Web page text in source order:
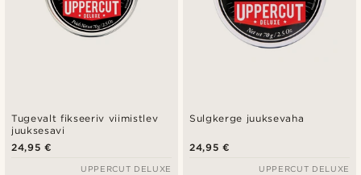
Tugevalt fikseeriv viimistlev
juuksesavi
24,95 €
UPPERCUT DELUXE
Sulgkerge juuksevaha
24,95 €
UPPERCUT DELUXE